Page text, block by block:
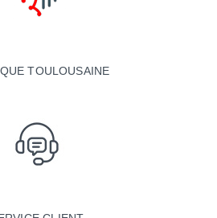
TOULOUSAINE